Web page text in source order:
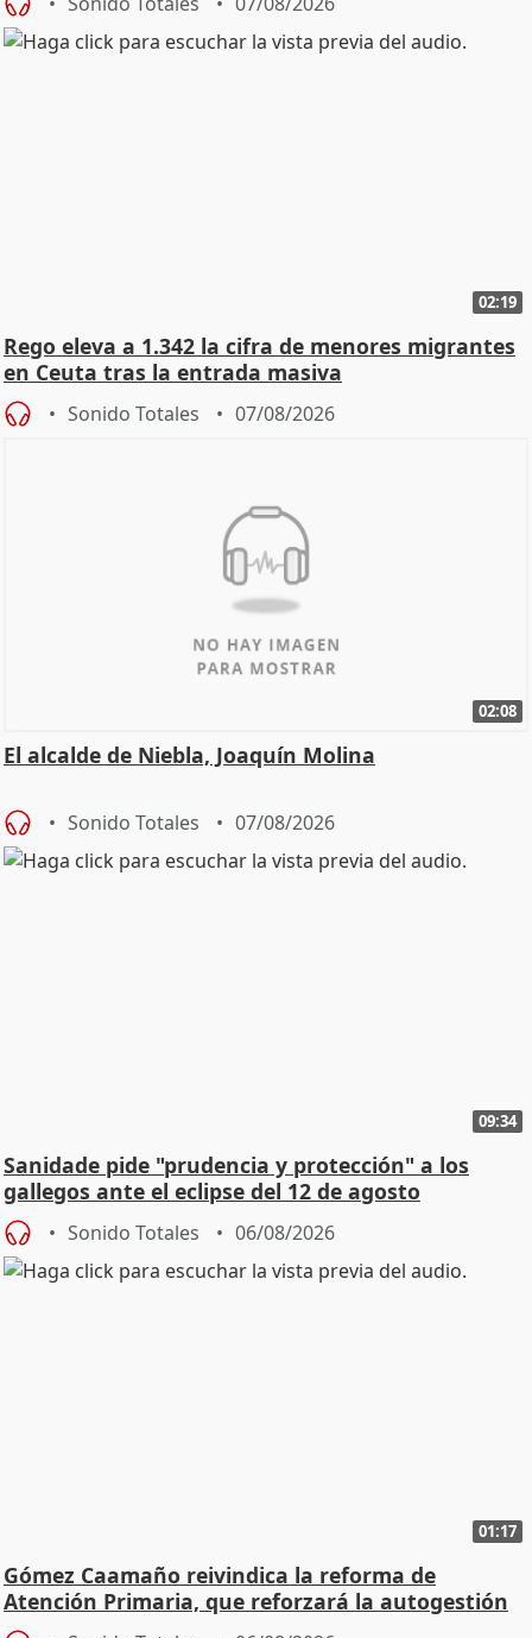
02:19
Rego eleva a 1.342 la cifra de menores migrantes
en Ceuta tras la entrada masiva
Sonido Totales 07/08/2026
02:08
El alcalde de Niebla, Joaquín Molina
Sonido Totales 07/08/2026
09:34
Sanidade pide "prudencia y protección" a los
gallegos ante el eclipse del 12 de agosto
Sonido Totales 06/08/2026
01:17
Gómez Caamaño reivindica la reforma de
Atención Primaria, que reforzará la autogestión